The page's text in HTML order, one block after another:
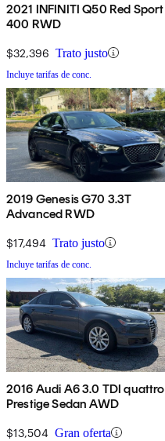
2021 INFINITI Q50 Red Sport
400 RWD
$32,396 Trato justo
Incluye tarifas de conc.
2019 Genesis G70 3.3T
Advanced RWD
$17,494 Trato justo
Incluye tarifas de conc.
2016 Audi A6 3.0 TDI quattro
Prestige Sedan AWD
$13,504 Gran oferta